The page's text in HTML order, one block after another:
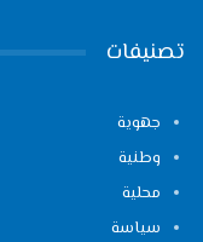
تصنيفات
جهوية
وطنية
محلية
سياسة